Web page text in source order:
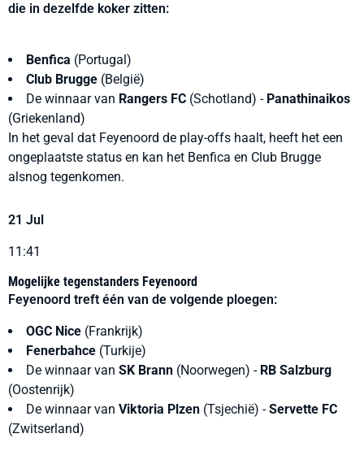
die in dezelfde koker zitten:
Benfica (Portugal)
Club Brugge (België)
De winnaar van Rangers FC (Schotland) - Panathinaikos
(Griekenland)
In het geval dat Feyenoord de play-offs haalt, heeft het een
ongeplaatste status en kan het Benfica en Club Brugge
alsnog tegenkomen.
21 Jul
11:41
Mogelijke tegenstanders Feyenoord
Feyenoord treft één van de volgende ploegen:
OGC Nice (Frankrijk)
Fenerbahce (Turkije)
De winnaar van SK Brann (Noorwegen) - RB Salzburg
(Oostenrijk)
De winnaar van Viktoria Plzen (Tsjechië) -Servette FC
(Zwitserland)